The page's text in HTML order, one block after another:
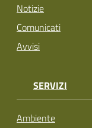
Notizie
Comunicati
Avvisi
SERVIZI
Ambiente